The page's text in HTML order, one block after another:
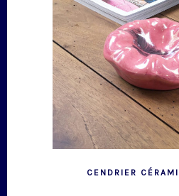
CENDRIER